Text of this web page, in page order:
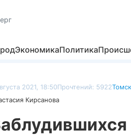
ЭкономикаПолитика
2021, 18:50Прочтений: 5922Томск
Кирсанова